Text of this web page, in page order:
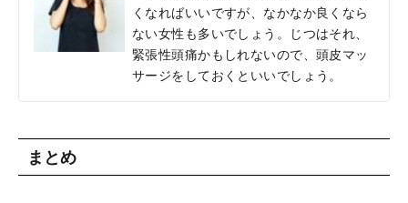
くなればいいですが、なかなか良くなら
ない女性も多いでしょう。じつはそれ、
緊張性頭痛かもしれないので、頭皮マッ
サージをしておくといいでしょう。
まとめ